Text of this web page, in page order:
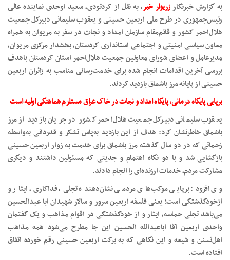
به گزارش خبرنگارزریوار خبر، به نقل از کردتودی، سعید اوحدی نماینده عالی
رئیس‌جمهوری در طرح ملی اربعین حسینی و یعقوب سلیمانی دبیرکل جمعیت
هلال‌احمر کشور و قائم‌مقام سازمان امداد و نجات در سفر به مریوان به همراه
معاون سیاسی امنیتی و اجتماعی استانداری کردستان، بخشدار مرکزی مریوان،
مدیرعامل و اعضای شورای معاونین جمعیت هلال‌احمر استان کردستان باهدف
بررسی آخرین اقدامات انجام شده برای خدمت‌رسانی مناسب به زائران اربعین
حسینی از پایانه مرز باشماق بازدید کردند.
برپایی پایگاه درمانی، پایگاه امداد و نجات در خاک عراق مستلزم هماهنگی اولیه است
یعقوب سلیمانی دبیرکل جمعیت هلال‌احمر کشور در جریان بازدید از مرز
باشماق خاطرنشان کرد: هدف از این بازدید به‌پاس تشکر و قدردانی به‌واسطه
زحماتی که در دو سال گذشته مرز باشماق برای خدمت به زوار اربعین حسینی
بازگشایی شد و با دو نگاه اهتمام و جدیتی که مسئولین داشتند و دیگری
مشارکت مردم، خدمات ارزنده‌ای را انجام دادند.
وی افزود: برپایی موکب‌های مردمی نشان‌دهنده تجلی، فداکاری، ایثار و
ازخودگذشتگی است؛ یعنی فلسفه اربعین سرور و سالار شهیدان ابا عبدالحسین
می‌باشد تجلی حماسه، ایثار و از خودگذشتگی در اقوام مذاهب و یک گفتمان
واحدی اربعین آقا اباعبدالله الحسین این جا مطرح می‌شود همه مذاهب
اهل‌تسنن و شیعه و این نگاهی که به برکت اربعین حسینی رقم خورده اتفاق
افتاده است.